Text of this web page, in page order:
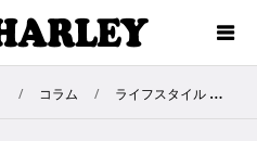
コラム ライフスタイル